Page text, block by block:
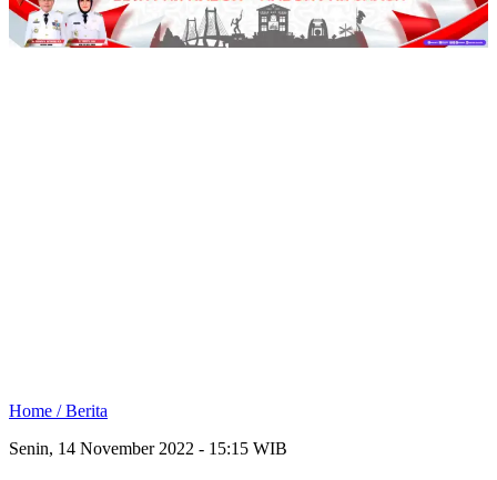
Home /Berita
Senin, 14 November 2022 - 15:15 WIB